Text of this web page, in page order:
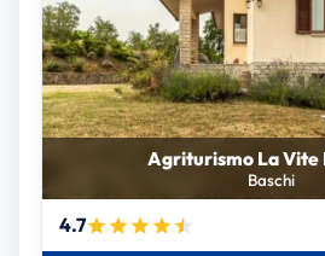
Agriturismo La Vite
Baschi
4.7